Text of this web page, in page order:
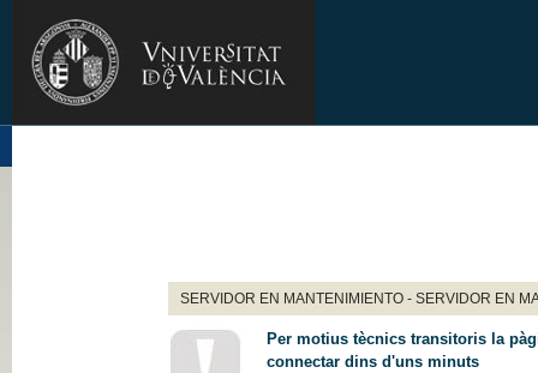
SERVIDOR EN MANTENIMIENTO - SERVIDOR EN
Per motius tècnics transitoris la
connectar dins d'uns minuts